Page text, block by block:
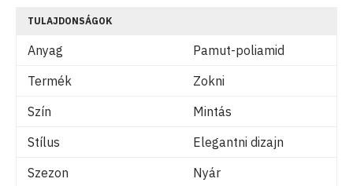
TULAJDONSÁGOK
Anyag
Pamut-poliamid
Termék
Zokni
Szín
Mintás
Stílus
Elegantni dizajn
Szezon
Nyár